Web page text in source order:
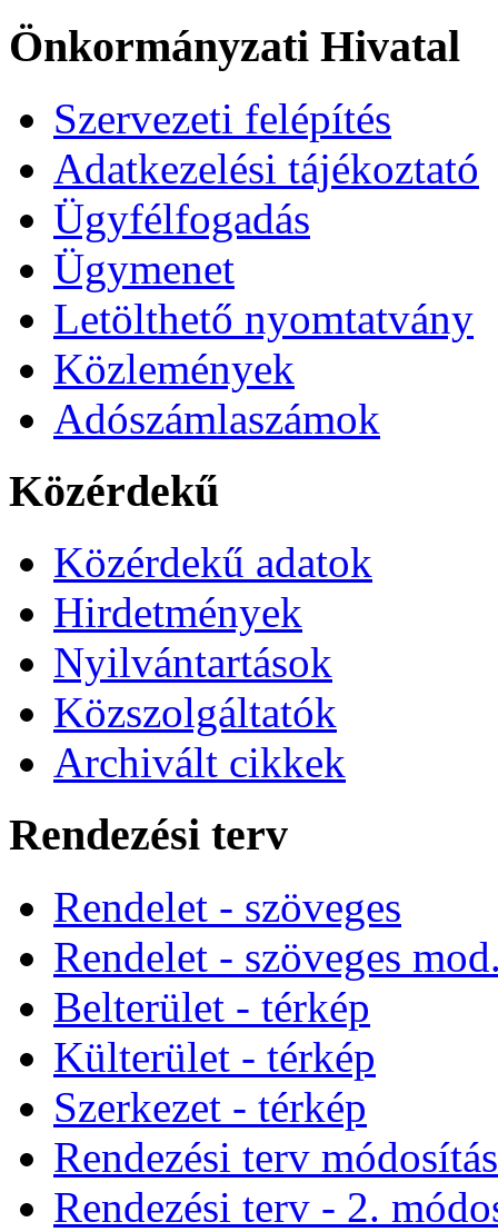
Önkormányzati Hivatal
Szervezeti felépítés
Adatkezelési tájékoztató
Ügyfélfogadás
Ügymenet
Letölthető nyomtatvány
Közlemények
Adószámlaszámok
Közérdekű
Közérdekű adatok
Hirdetmények
Nyilvántartások
Közszolgáltatók
Archivált cikkek
Rendezési terv
Rendelet - szöveges
Rendelet - szöveges
Belterület - térkép
Külterület - térkép
Szerkezet - térkép
Rendezési terv
Rendezési terv - 2.